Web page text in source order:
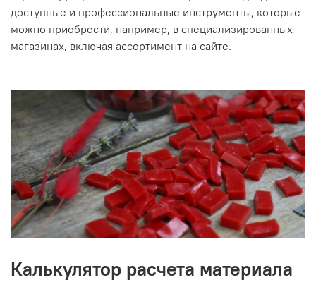
доступные и профессиональные инструменты, которые
можно приобрести, например, в специализированных
магазинах, включая ассортимент на сайте.
Калькулятор расчета материала